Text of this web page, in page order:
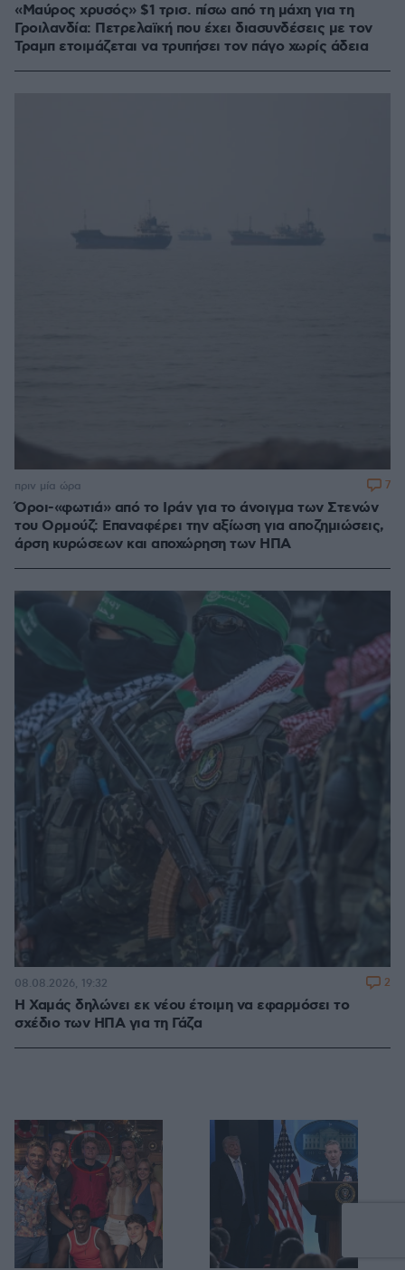
«Μαύρος χρυσός» $1 τρισ. πίσω από τη μάχη για τη
Γροιλανδία: Πετρελαϊκή που έχει διασυνδέσεις με τον
Τραμπ ετοιμάζεται να τρυπήσει τον πάγο χωρίς άδεια
Όροι-«φωτιά» από το Ιράν για το άνοιγμα των Στενών
του Ορμούζ: Επαναφέρει την αξίωση για αποζημιώσεις,
άρση κυρώσεων και αποχώρηση των ΗΠΑ
πριν μία ώρα 7
Η Χαμάς δηλώνει εκ νέου έτοιμη να εφαρμόσει το
σχέδιο των ΗΠΑ για τη Γάζα
08.08.2026, 19:32 2